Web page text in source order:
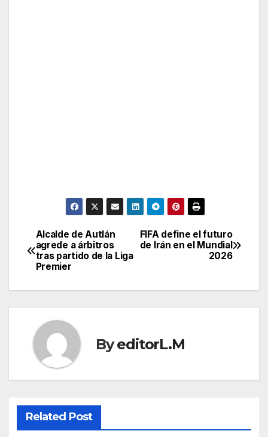
Post
navigation
FIFA define el futuro
de Irán en el Mundial
2026
Alcalde de Autlán
agrede a árbitros
tras partido de la Liga
Premier
ByeditorL.M
Related Post